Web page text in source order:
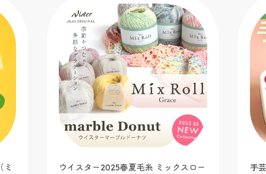
ミ
ウイスター2025春夏毛糸 ミックスロー
手